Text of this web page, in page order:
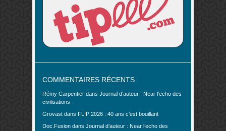
COMMENTAIRES RÉCENTS
Rémy Carpentier dans Journal d’auteur : Near l’echo des
civilisations
Grovast dans FLIP 2026 : 40 ans c’est bouillant
Doc.Fusion dans Journal d’auteur : Near l’echo des